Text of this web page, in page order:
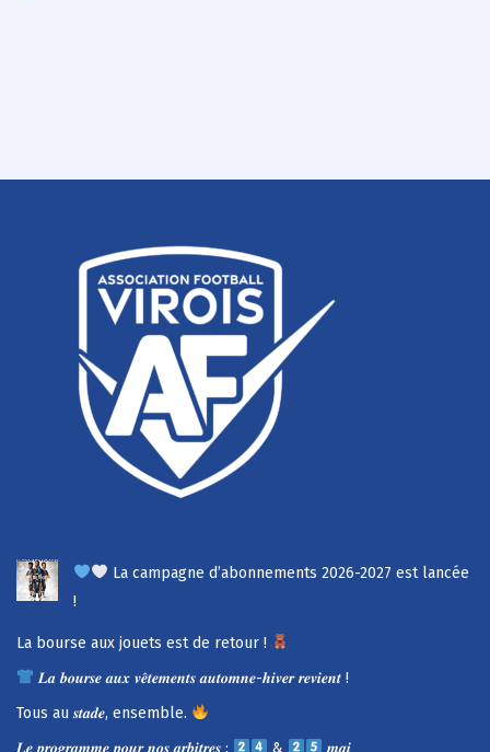
La campagne d’abonnements 2026-2027 est lancée
!
La bourse aux jouets est de retour !
𝑳𝒂 𝒃𝒐𝒖𝒓𝒔𝒆 𝒂𝒖𝒙 𝒗𝒆̂𝒕𝒆𝒎𝒆𝒏𝒕𝒔 𝒂𝒖𝒕𝒐𝒎𝒏𝒆-𝒉𝒊𝒗𝒆𝒓 𝒓𝒆𝒗𝒊𝒆𝒏𝒕 !
Tous au 𝒔𝒕𝒂𝒅𝒆, ensemble.
𝑳𝒆 𝒑𝒓𝒐𝒈𝒓𝒂𝒎𝒎𝒆 𝒑𝒐𝒖𝒓 𝒏𝒐𝒔 𝒂𝒓𝒃𝒊𝒕𝒓𝒆𝒔 :
& 𝒎𝒂𝒊